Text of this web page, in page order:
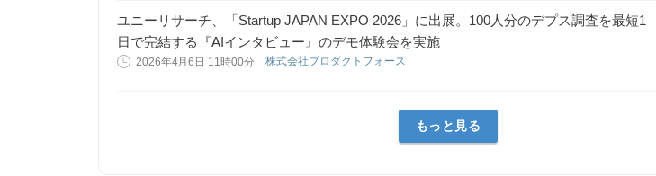
ユニーリサーチ、「Startup JAPAN EXPO 2026」に出展。100人分のデプス調査を最短1
日で完結する『AIインタビュー』のデモ体験会を実施
2026年4月6日 11時00分 株式会社プロダクトフォース
もっと見る